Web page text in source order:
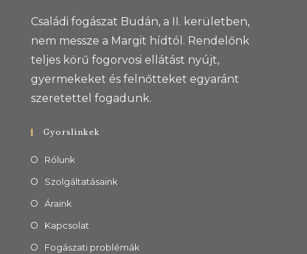
Családi fogászat Budán, a II. kerületben,
nem messze a Margit hídtól. Rendelőnk
teljes körű fogorvosi ellátást nyújt,
gyermekeket és felnőtteket egyaránt
szeretettel fogadunk.
Gyorslinkek
Rólunk
Szolgáltatásaink
Áraink
Kapcsolat
Fogászati problémák